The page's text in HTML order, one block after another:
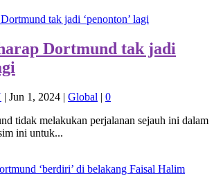
Dortmund tak jadi
| Jun 1, 2024 | Global | 0
tidak melakukan perjalanan sejauh ini dalam
ini untuk...